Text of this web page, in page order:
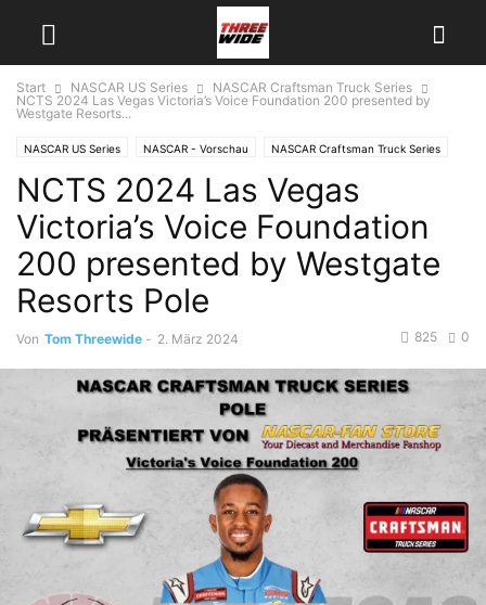
Start NASCAR US Series
NASCAR Craftsman Truck Series
NCTS 2024 Las Vegas Victoria’s Voice Foundation 200 presented by
Westgate Resorts...
NASCAR US Series NASCAR - Vorschau NASCAR Craftsman Truck Series
NCTS 2024 Las Vegas
Victoria’s Voice Foundation
200 presented by Westgate
Resorts Pole
Von Tom Threewide - 2. März 2024 0
825